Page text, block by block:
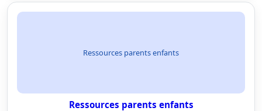
Ressources parents enfants
Ressources parents enfants